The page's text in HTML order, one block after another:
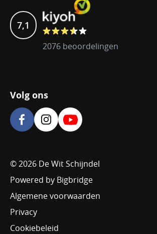
7,1
2076 beoordelingen
Volg ons
© 2026 De Wit Schijndel
Powered by Bigbridge
Algemene voorwaarden
Privacy
Cookiebeleid